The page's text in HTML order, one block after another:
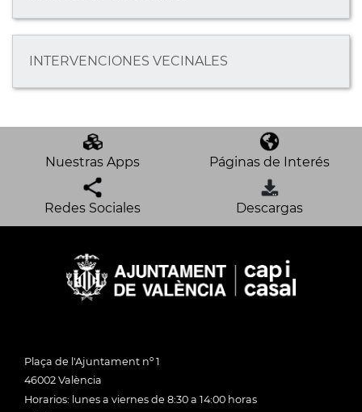
INTERVENCIONES VECINALES
Nuestras Apps Páginas de Interés
Redes Sociales Descargas
Plaça de l'Ajuntament nº 1
46002 València
Horarios: lunes a viernes de 8:30 a 14:00 horas